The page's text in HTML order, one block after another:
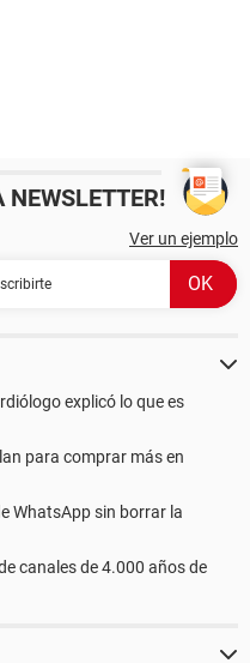
NEWSLETTER!
Ver un ejemplo
explicó lo que es
para comprar más en
WhatsApp sin borrar la
canales de 4.000 años de